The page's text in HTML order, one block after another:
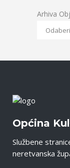
Arhiva
Općina
Službene
neretvanska